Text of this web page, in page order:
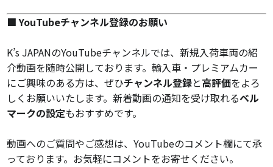
■ YouTubeチャンネル登録のお願い
K’s JAPANのYouTubeチャンネルでは、新規入荷車両の紹
介動画を随時公開しております。輸入車・プレミアムカー
にご興味のある方は、ぜひチャンネル登録と高評価をよろ
しくお願いいたします。新着動画の通知を受け取れるベル
マークの設定もおすすめです。
動画へのご質問やご感想は、YouTubeのコメント欄にて承
っております。お気軽にコメントをお寄せください。